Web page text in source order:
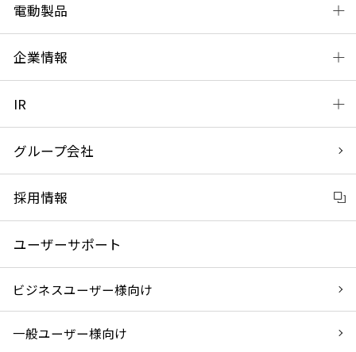
電動製品
企業情報
IR
グループ会社
採用情報
ユーザーサポート
ビジネスユーザー様向け
一般ユーザー様向け